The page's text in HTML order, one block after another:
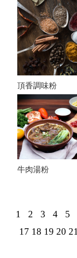
頂香調味粉
牛肉湯粉
1 2 3 4 5
17 18 19 20 21